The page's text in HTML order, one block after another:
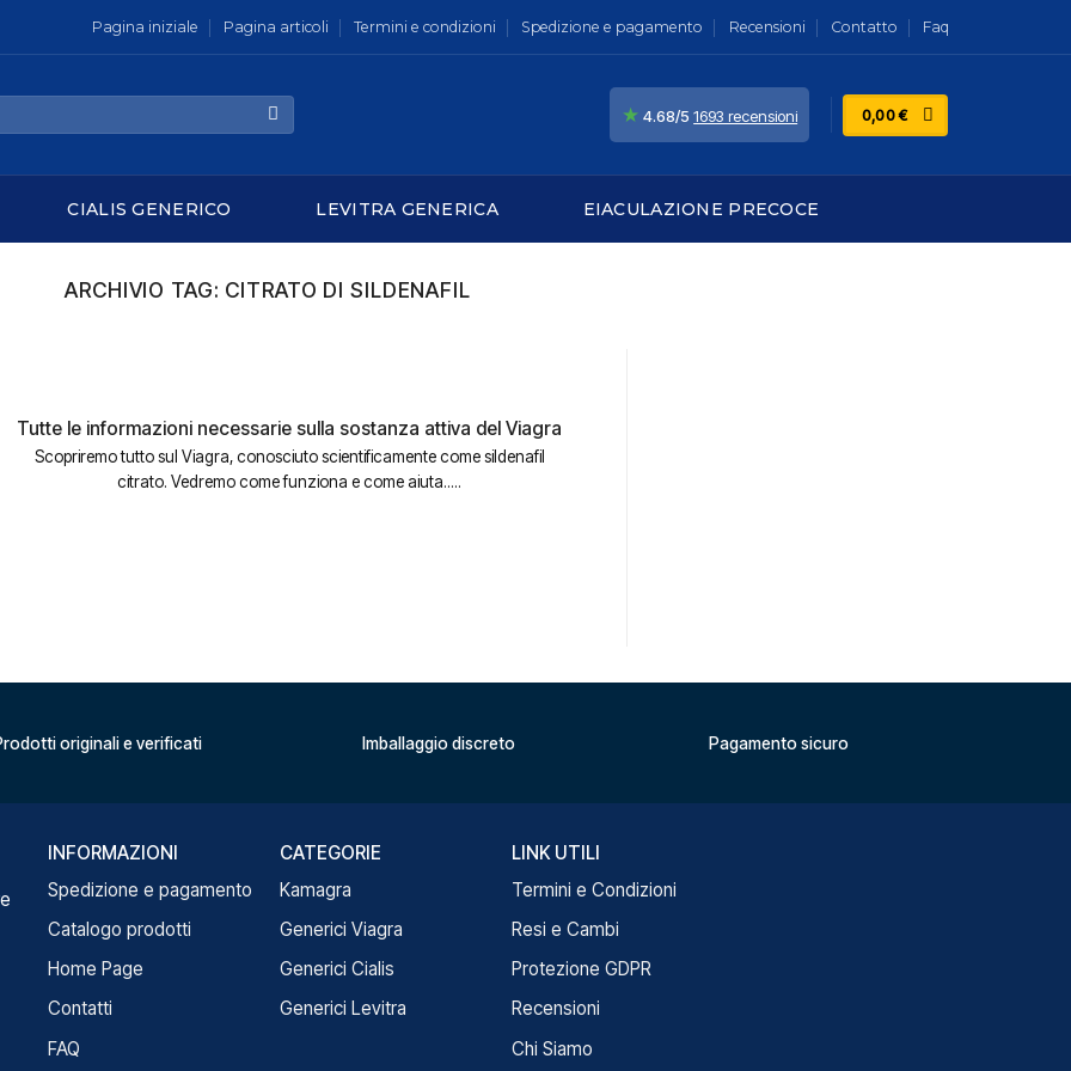
Pagina iniziale Pagina articoli Termini e condizioni Spedizione e pagamento Recensioni Contatto Faq
★ 4.68/5 1693 recensioni 0,00€
CIALIS GENERICO LEVITRA GENERICA EIACULAZIONE PRECOCE
ARCHIVIO TAG: CITRATO DI SILDENAFIL
Tutte le informazioni necessarie sulla sostanza attiva del Viagra
Scopriremo tutto sul Viagra, conosciuto scientificamente come sildenafil
citrato. Vedremo come funziona e come aiuta.....
originali e verificati Imballaggio discreto Pagamento sicuro
INFORMAZIONI
Spedizione e pagamento
Catalogo prodotti
Home Page
Contatti
FAQ
CATEGORIE
Kamagra
Generici Viagra
Generici Cialis
Generici Levitra
LINK UTILI
Termini e Condizioni
Resi e Cambi
Protezione GDPR
Recensioni
Chi Siamo